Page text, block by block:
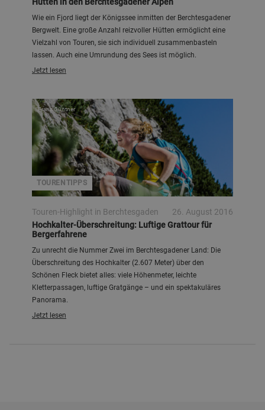
Wie ein Fjord liegt der Königssee inmitten der Berchtesgadener
Bergwelt. Eine große Anzahl reizvoller Hütten ermöglicht eine
Vielzahl von Touren, sie sich individuell zusammenbasteln
lassen. Auch eine Umrundung des Sees ist möglich.
Jetzt lesen
TOURENTIPPS
Franz Güntner
Touren-Highlight in Berchtesgaden
26. August 2016
Hochkalter-Überschreitung: Luftige Grattour für
Bergerfahrene
Zu unrecht die Nummer Zwei im Berchtesgadener Land: Die
Überschreitung des Hochkalter (2.607 Meter) über den
Schönen Fleck bietet alles: viele Höhenmeter, leichte
Kletterpassagen, luftige Gratgänge – und ein spektakuläres
Panorama.
Jetzt lesen